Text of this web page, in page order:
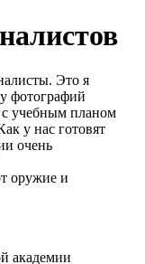
Это я
фотографий
учебным планом
у нас готовят
очень
оружие и
академии